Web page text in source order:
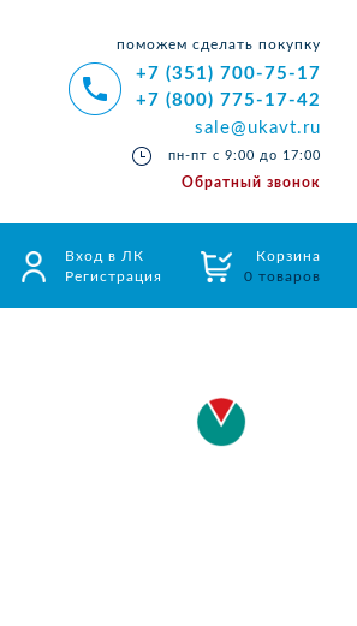
поможем сделать покупку
+7 (351) 700-75-17
+7 (800) 775-17-42
sale@ukavt.ru
пн-пт с 9:00 до 17:00
Обратный звонок
Вход в ЛК
Регистрация
Корзина
0 товаров